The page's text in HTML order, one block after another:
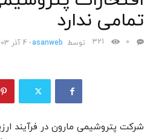
تمامی ندارد
توسط asanweb
- 4 آذر 1403 0
321
شرکت پتروشیمی مارون در فرآیند